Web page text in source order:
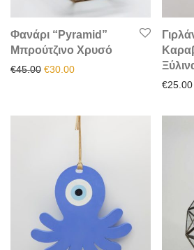
Φανάρι “Pyramid”
Μπρούτζινο Χρυσό
€45.00 Original price was: €45.00.
€30.00Η τρέχουσα τιμή είναι:
€25.00